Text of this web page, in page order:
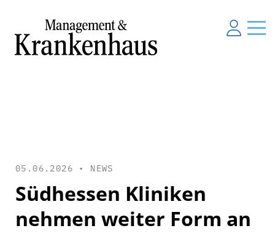
05.06.2026 • NEWS
Südhessen Kliniken
nehmen weiter Form an